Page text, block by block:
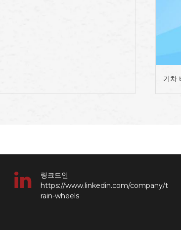
기차
링크드인
https://www.linkedin.com/company/t
rain-wheels